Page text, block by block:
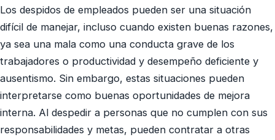
Los despidos de empleados pueden ser una situación
difícil de manejar, incluso cuando existen buenas razones,
ya sea una mala como una conducta grave de los
trabajadores o productividad y desempeño deficiente y
ausentismo. Sin embargo, estas situaciones pueden
interpretarse como buenas oportunidades de mejora
interna. Al despedir a personas que no cumplen con sus
responsabilidades y metas, pueden contratar a otras